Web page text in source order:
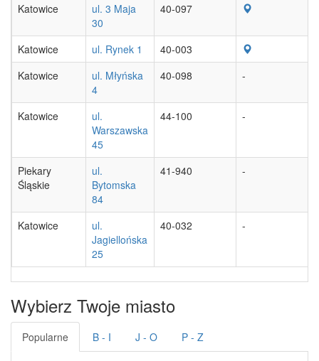
Katowice
ul. 3 Maja
30
40-097
Katowice ul. Rynek 1
40-003
Katowice
ul. Młyńska
4
40-098 -
Katowice
ul.
Warszawska
45
44-100 -
Piekary
Śląskie
ul.
Bytomska
84
41-940 -
Katowice
ul.
Jagiellońska
25
40-032 -
Wybierz Twoje miasto
Popularne B - I J - O P - Z